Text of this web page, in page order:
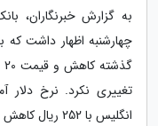
انگلیس با 252 ریال کاهش 45,874ریال و یورو...